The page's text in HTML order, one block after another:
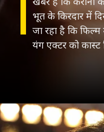
भूत के किरदार में
जा रहा है कि